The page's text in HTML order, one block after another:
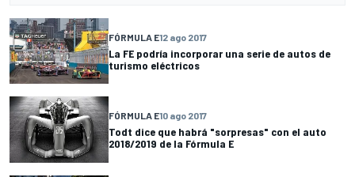
FÓRMULA E12 ago 2017
La FE podría incorporar una serie de autos de
turismo eléctricos
FÓRMULA E10 ago 2017
Todt dice que habrá "sorpresas" con el auto
2018/2019 de la Fórmula E